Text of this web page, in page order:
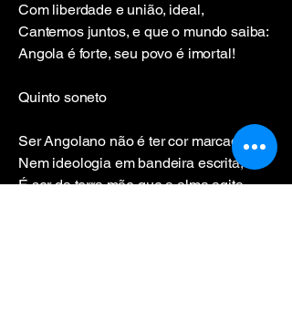
Com liberdade e união, ideal,
Cantemos juntos, e que o mundo saiba:
Angola é forte, seu povo é imortal!
Quinto soneto
Ser Angolano não é ter cor marcada,
Nem ideologia em bandeira escrita,
É ser da terra mãe que a alma agita,